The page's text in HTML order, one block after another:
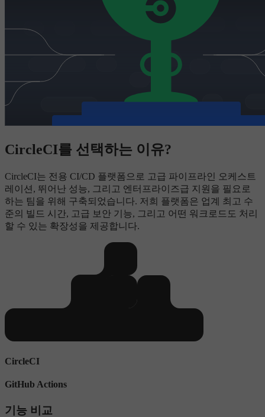
CircleCI를 선택하는 이유?
CircleCI는 전용 CI/CD 플랫폼으로 고급 파이프라인 오케스트
레이션, 뛰어난 성능, 그리고 엔터프라이즈급 지원을 필요로
하는 팀을 위해 구축되었습니다. 저희 플랫폼은 업계 최고 수
준의 빌드 시간, 고급 보안 기능, 그리고 어떤 워크로드도 처리
할 수 있는 확장성을 제공합니다.
CircleCI
GitHub Actions
기능 비교